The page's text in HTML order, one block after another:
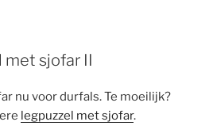
met sjofar II
nu voor durfals. Te moeilijk?
legpuzzel met sjofar.